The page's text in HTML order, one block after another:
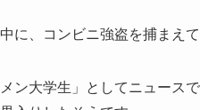
に、コンビニ強盗を捕まえ
ン大学生」としてニュース